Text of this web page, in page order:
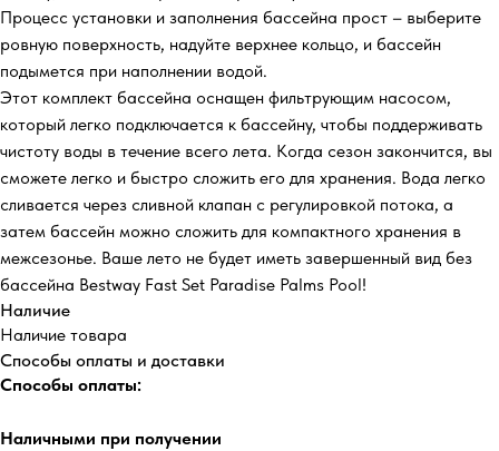
Процесс установки и заполнения бассейна прост – выберите
ровную поверхность, надуйте верхнее кольцо, и бассейн
подымется при наполнении водой.
Этот комплект бассейна оснащен фильтрующим насосом,
который легко подключается к бассейну, чтобы поддерживать
чистоту воды в течение всего лета. Когда сезон закончится, вы
сможете легко и быстро сложить его для хранения. Вода легко
сливается через сливной клапан с регулировкой потока, а
затем бассейн можно сложить для компактного хранения в
межсезонье. Ваше лето не будет иметь завершенный вид без
бассейна Bestway Fast Set Paradise Palms Pool!
Наличие
Наличие товара
Способы оплаты и доставки
Способы оплаты:
Наличными при получении